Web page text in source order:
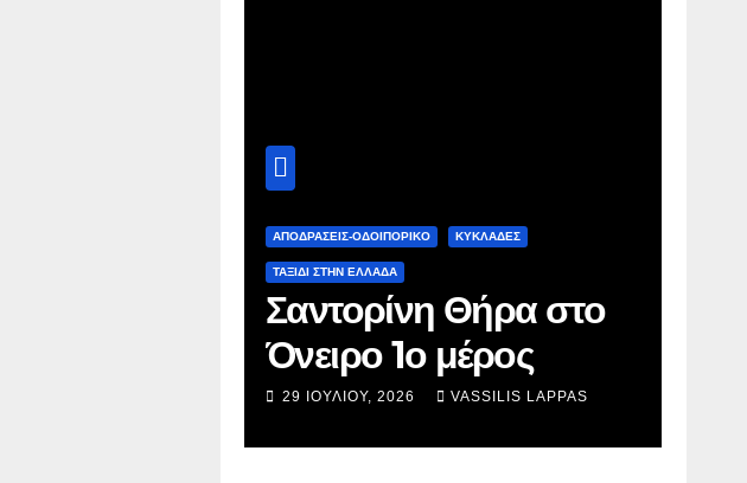
ΑΠΟΔΡΑΣΕΙΣ-ΟΔΟΙΠΟΡΙΚΟ ΚΥΚΛΑΔΕΣ
ΤΑΞΊΔΙ ΣΤΗΝ ΕΛΛΆΔΑ
Σαντορίνη Θήρα στο
Όνειρο 1ο μέρος
29 ΙΟΥΛΊΟΥ, 2026 VASSILIS LAPPAS